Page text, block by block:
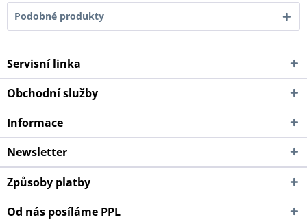
Podobné produkty
Servisní linka
Obchodní služby
Informace
Newsletter
Způsoby platby
Od nás posíláme PPL